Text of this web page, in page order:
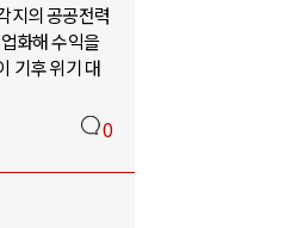
지의 공공전력
화해 수익을
기후 위기 대
0